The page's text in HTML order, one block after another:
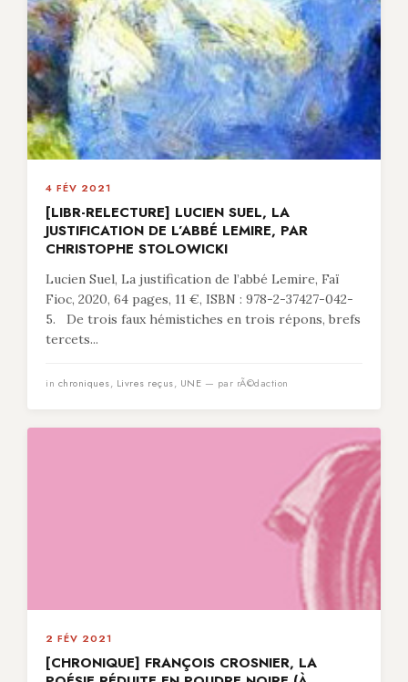
4 FÉV 2021
[LIBR-RELECTURE] LUCIEN SUEL, LA
JUSTIFICATION DE L’ABBÉ LEMIRE, PAR
CHRISTOPHE STOLOWICKI
Lucien Suel, La justification de l’abbé Lemire, Faï
Fioc, 2020, 64 pages, 11 €, ISBN : 978-2-37427-042-
5. De trois faux hémistiches en trois répons, brefs
tercets...
in chroniques, Livres reçus, UNE — par rÃ©daction
2 FÉV 2021
[CHRONIQUE] FRANÇOIS CROSNIER, LA